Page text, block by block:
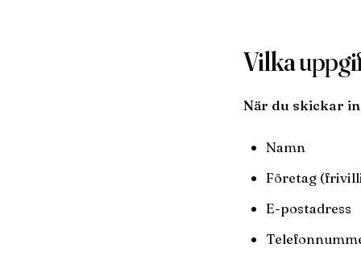
Vilka
När du skickar
Namn
Företag
E-postadress